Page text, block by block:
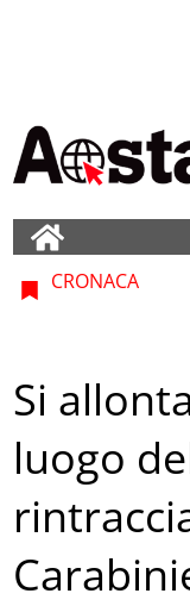
CRONACA
Si
luogo